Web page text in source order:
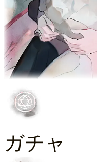
ガチャ